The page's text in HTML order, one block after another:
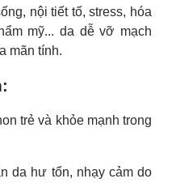
nội tiết tố, stress, hóa
mỹ... da dễ vỡ mạch
mãn tính.
trẻ và khỏe mạnh trong
da hư tổn, nhạy cảm do